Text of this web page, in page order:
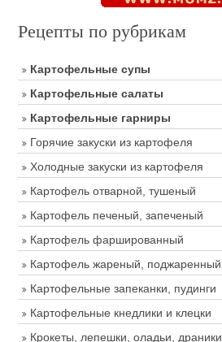
Рецепты по рубрикам
Картофельные супы
Картофельные салаты
Картофельные гарниры
Горячие закуски из картофеля
Холодные закуски из картофеля
Картофель отварной, тушеный
Картофель печеный, запеченый
Картофель фаршированный
Картофель жареный, поджаренный
Картофельные запеканки, пудинги
Картофельные кнедлики и клецки
Крокеты, лепешки, оладьи, драники